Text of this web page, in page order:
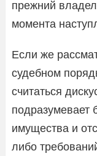
прежний
момента
Если же
судебном
считаться
подразумевает
имущества и
либо